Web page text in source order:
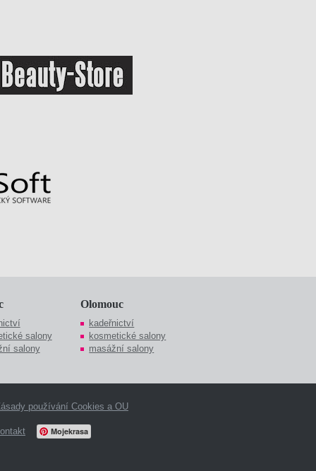
salony
salony
Olomouc
kadeřnictví
kosmetické salony
masážní salony
používání Cookies a OU
Mojekrasa